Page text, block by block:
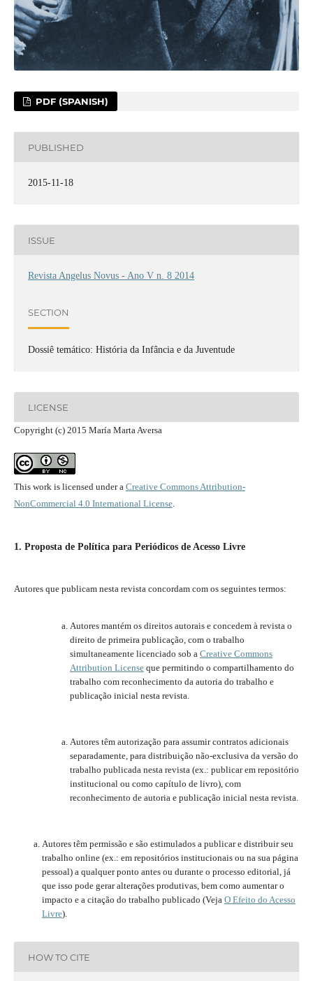
PDF (SPANISH)
PUBLISHED
2015-11-18
ISSUE
Revista Angelus Novus - Ano V n. 8 2014
SECTION
Dossiê temático: História da Infância e da Juventude
LICENSE
Copyright (c) 2015 María Marta Aversa
This work is licensed under a Creative Commons Attribution-
NonCommercial 4.0 International License.
1. Proposta de Política para Periódicos de Acesso Livre
Autores que publicam nesta revista concordam com os seguintes termos:
Autores mantém os direitos autorais e concedem à revista o
direito de primeira publicação, com o trabalho
simultaneamente licenciado sob a Creative Commons
Attribution Licenseque permitindo o compartilhamento do
trabalho com reconhecimento da autoria do trabalho e
publicação inicial nesta revista.
Autores têm autorização para assumir contratos adicionais
separadamente, para distribuição não-exclusiva da versão do
trabalho publicada nesta revista (ex.: publicar em repositório
institucional ou como capítulo de livro), com
reconhecimento de autoria e publicação inicial nesta revista.
Autores têm permissão e são estimulados a publicar e distribuir seu
trabalho online (ex.: em repositórios institucionais ou na sua página
pessoal) a qualquer ponto antes ou durante o processo editorial, já
que isso pode gerar alterações produtivas, bem como aumentar o
impacto e a citação do trabalho publicado (Veja O Efeito do Acesso
Livre).
HOW TO CITE